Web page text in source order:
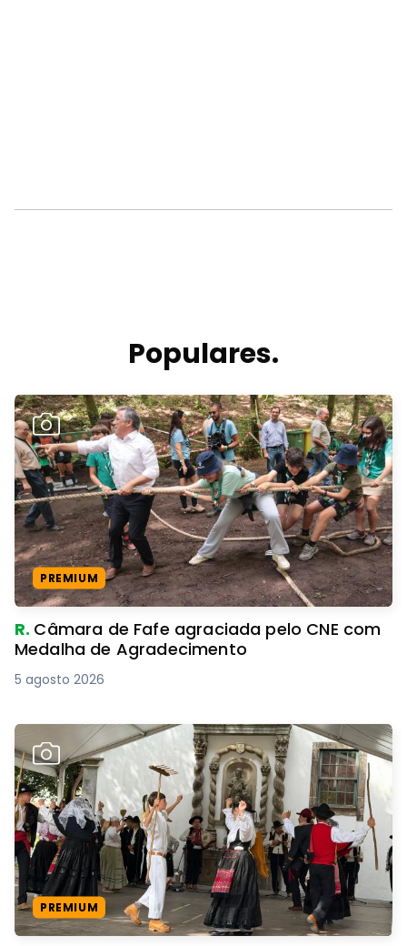
Populares.
PREMIUM
R. Câmara de Fafe agraciada pelo CNE com
Medalha de Agradecimento
5 agosto 2026
PREMIUM